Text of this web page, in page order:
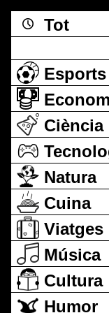
Tot
Esports
Ciència
Natura
Cuina
Viatges
Música
Cultura
Humor